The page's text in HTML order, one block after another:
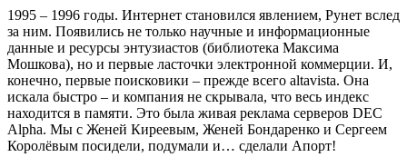
1995 – 1996 годы. Интернет становился явлением, Рунет вслед
за ним. Появились не только научные и информационные
данные и ресурсы энтузиастов (библиотека Максима
Мошкова), но и первые ласточки электронной коммерции. И,
конечно, первые поисковики – прежде всего altavista. Она
искала быстро – и компания не скрывала, что весь индекс
находится в памяти. Это была живая реклама серверов DEC
Alpha. Мы с Женей Киреевым, Женей Бондаренко и Сергеем
Королёвым посидели, подумали и… сделали Апорт!